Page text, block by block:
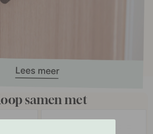
samen met